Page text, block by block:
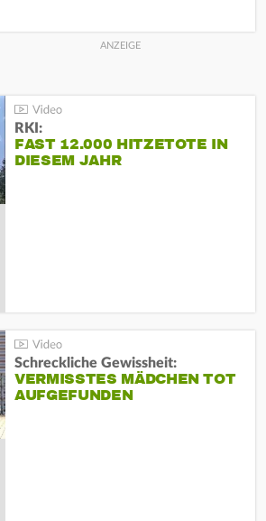
RKI:
FAST 12.000 HITZETOTE IN
DIESEM JAHR
Schreckliche Gewissheit:
VERMISSTES MÄDCHEN TOT
AUFGEFUNDEN